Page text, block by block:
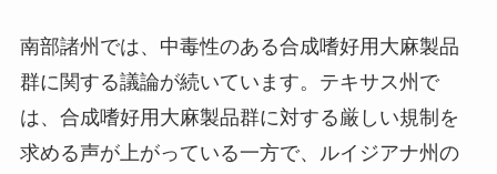
南部諸州では、中毒性のある合成嗜好用大麻製品
群に関する議論が続いています。テキサス州で
は、合成嗜好用大麻製品群に対する厳しい規制を
求める声が上がっている一方で、ルイジアナ州の